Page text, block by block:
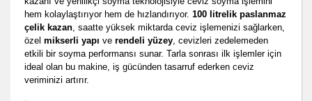
hem kolaylaştırıyor hem de hızlandırıyor. 100 litrelik paslanmaz
çelik kazan, saatte yüksek miktarda ceviz işlemenizi sağlarken,
özel mikserli yapı ve rendeli yüzey, cevizleri zedelemeden
etkili bir soyma performansı sunar. Tarla sonrası ilk işlemler için
ideal olan bu makine, iş gücünden tasarruf ederken ceviz
veriminizi artırır.